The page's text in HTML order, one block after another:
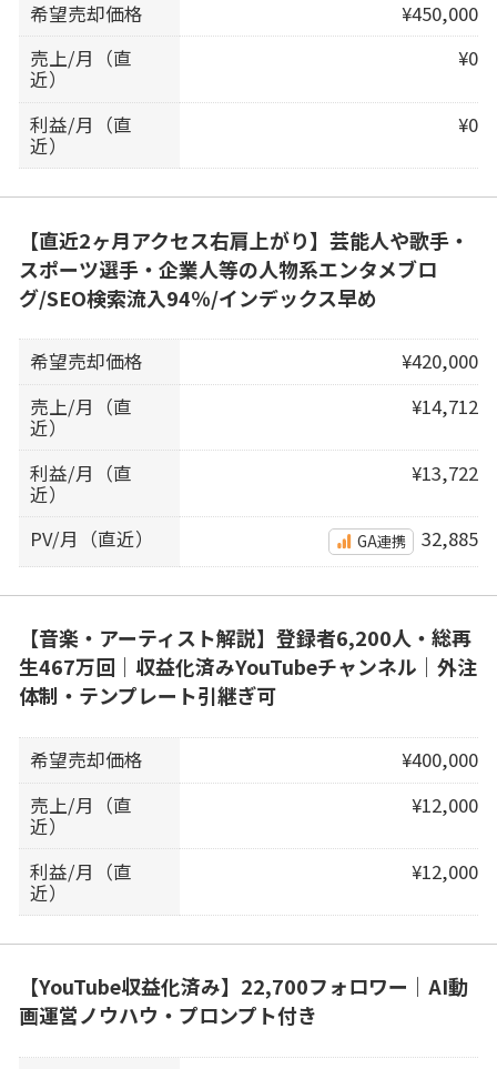
希望売却価格
¥450,000
売上/月（直
近）
¥0
利益/月（直
近）
¥0
【直近2ヶ月アクセス右肩上がり】芸能人や歌手・
スポーツ選手・企業人等の人物系エンタメブロ
グ/SEO検索流入94％/インデックス早め
希望売却価格
¥420,000
売上/月（直
近）
¥14,712
利益/月（直
近）
¥13,722
PV/月（直近） GA連携 32,885
【音楽・アーティスト解説】登録者6,200人・総再
生467万回｜収益化済みYouTubeチャンネル｜外注
体制・テンプレート引継ぎ可
希望売却価格
¥400,000
売上/月（直
近）
¥12,000
利益/月（直
近）
¥12,000
【YouTube収益化済み】22,700フォロワー｜AI動
画運営ノウハウ・プロンプト付き